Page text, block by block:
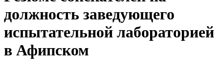
должность заведующего
испытательной лабораторией
в Афипском